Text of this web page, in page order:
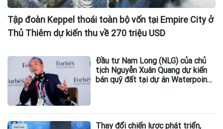
Tập đoàn Keppel thoái toàn bộ vốn tại Empire City ở
Thủ Thiêm dự kiến thu về 270 triệu USD
Đầu tư Nam Long (NLG) của chủ
tịch Nguyễn Xuân Quang dự kiến
bán quỹ đất tại dự án Waterpoint,
Thay đổi chiến lược phát triển,